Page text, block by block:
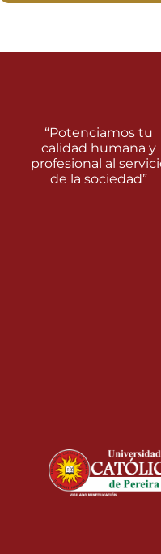
“Potenciamos tu
calidad humana y
profesional al
de la sociedad”